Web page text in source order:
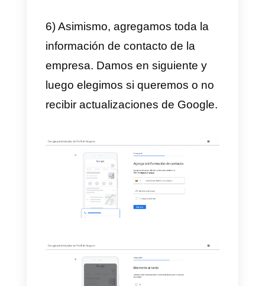
3) Una vez escrito el nombre,
debemos elegir el nicho de la
empresa.